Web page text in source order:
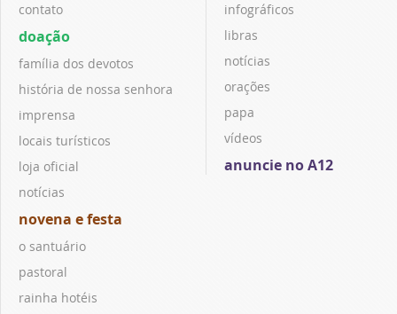
contato
doação
família dos devotos
história de nossa senhora
imprensa
locais turísticos
loja oficial
notícias
novena e festa
o santuário
pastoral
rainha hotéis
infográficos
libras
notícias
orações
papa
vídeos
anuncie no A12